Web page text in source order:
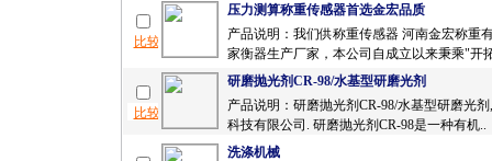
压力测算称重传感器首选金宏品质
产品说明：我们供称重传感器 河南金宏称重
家衡器生产厂家，本公司自成立以来秉乘"开
研磨抛光剂CR-98/水基型研磨光剂
产品说明：研磨抛光剂CR-98/水基型研磨光
科技有限公司. 研磨抛光剂CR-98是一种有机..
洗涤机械